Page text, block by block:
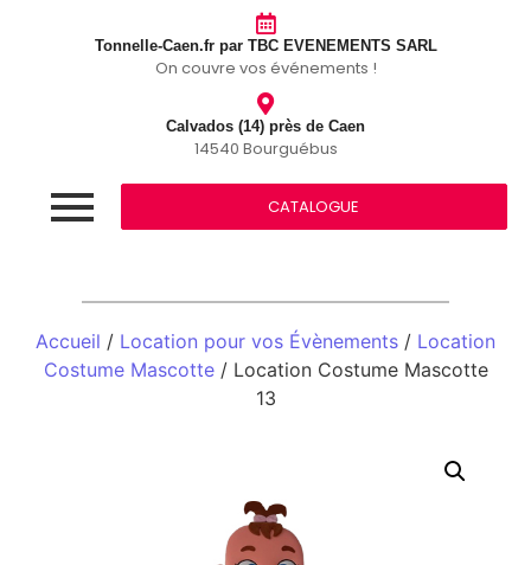
Tonnelle-Caen.fr par TBC EVENEMENTS SARL
On couvre vos événements !
Calvados (14) près de Caen
14540 Bourguébus
CATALOGUE
Accueil / Location pour vos Évènements / Location
Costume Mascotte/ Location Costume Mascotte
13